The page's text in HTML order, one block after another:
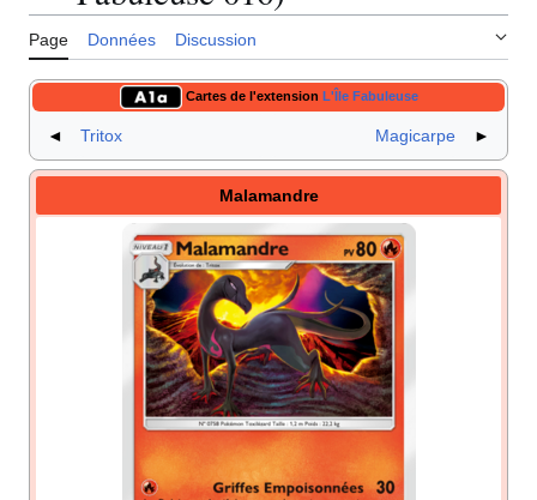
Page Données Discussion
Cartes de l'extension L'Île Fabuleuse
◄ Tritox Magicarpe ►
Malamandre